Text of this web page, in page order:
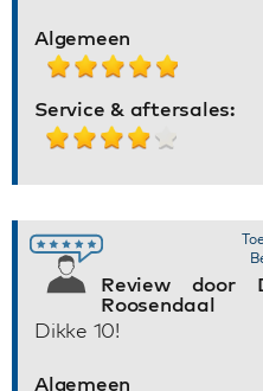
Algemeen
Service & aftersales:
Review door
Roosendaal
Dikke 10!
Algemeen